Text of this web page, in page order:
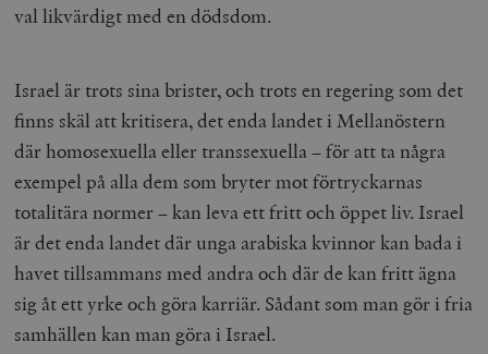
val likvärdigt med en dödsdom.
Israel är trots sina brister, och trots en regering som det
finns skäl att kritisera, det enda landet i Mellanöstern
där homosexuella eller transsexuella – för att ta några
exempel på alla dem som bryter mot förtryckarnas
totalitära normer – kan leva ett fritt och öppet liv. Israel
är det enda landet där unga arabiska kvinnor kan bada i
havet tillsammans med andra och där de kan fritt ägna
sig åt ett yrke och göra karriär. Sådant som man gör i fria
samhällen kan man göra i Israel.